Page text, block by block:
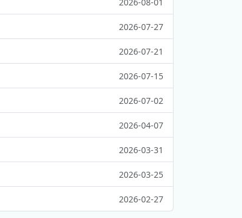
2026-07-27
2026-07-21
2026-07-15
2026-07-02
2026-04-07
2026-03-31
2026-03-25
2026-02-27